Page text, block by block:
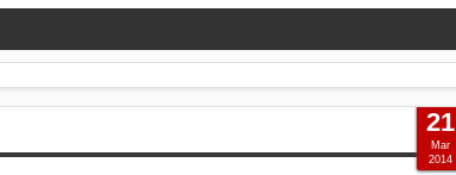
21
Mar
2014